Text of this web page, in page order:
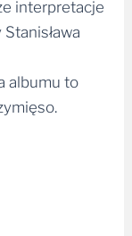
interpretacje
albumu to